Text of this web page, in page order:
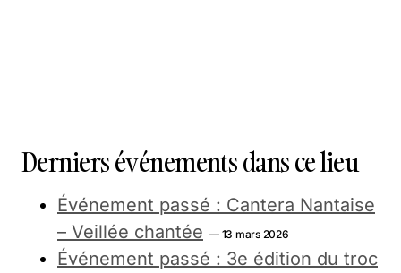
Derniers événements dans ce lieu
Événement passé : Cantera Nantaise
– Veillée chantée — 13 mars 2026
Événement passé : 3e édition du troc